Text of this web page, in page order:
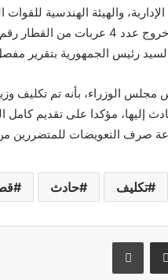
والهيئة الهندسية للقوات
رئيس الجمهورية بتقرير
الوزراء، بأنه تم تكليف
إليها، مؤكدا على تقديم كامل
صرف التعويضات للمتضررين
تكليف حادث